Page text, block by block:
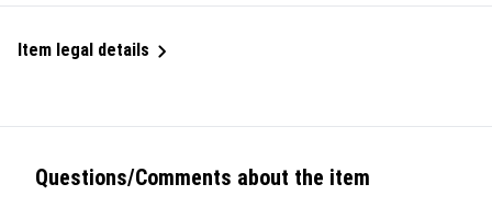
Item legal details
Questions/Comments about the item